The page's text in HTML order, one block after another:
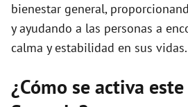
bienestar general,
y ayudando a las personas a
calma y estabilidad en sus vidas.
¿Cómo se activa